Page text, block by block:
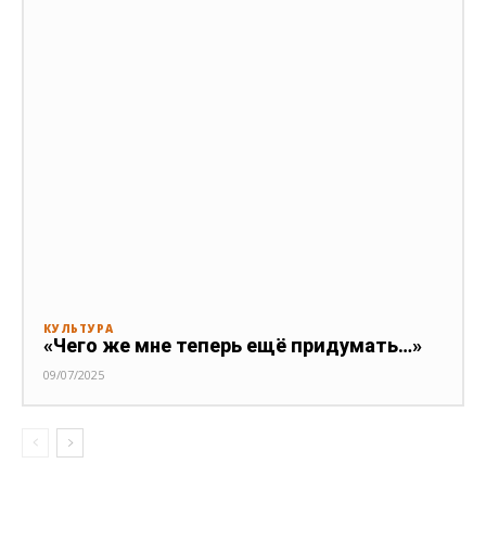
КУЛЬТУРА
«Чего же мне теперь ещё придумать…»
09/07/2025